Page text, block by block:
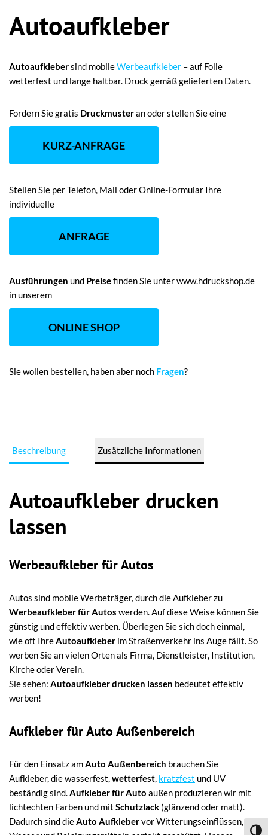
Autoaufkleber
Autoaufklebersind mobileWerbeaufkleber – auf Folie
wetterfest und lange haltbar. Druck gemäß gelieferten Daten.
Fordern Sie gratis Druckmusteran oder stellen Sie eine
KURZ-ANFRAGE
Stellen Sie per Telefon, Mail oder Online-Formular Ihre
individuelle
ANFRAGE
Ausführungen und Preisefinden Sie unter www.hdruckshop.de
in unserem
ONLINE SHOP
Sie wollen bestellen, haben aber noch Fragen?
Beschreibung Zusätzliche Informationen
Autoaufkleber drucken
lassen
Werbeaufkleber für Autos
Autos sind mobile Werbeträger, durch die Aufkleber zu
Werbeaufkleber für Autos werden. Auf diese Weise können Sie
günstig und effektiv werben. Überlegen Sie sich doch einmal,
wie oft IhreAutoaufkleber im Straßenverkehr ins Auge fällt. So
werben Sie an vielen Orten als Firma, Dienstleister, Institution,
Kirche oder Verein.
Sie sehen: Autoaufkleber drucken lassen bedeutet effektiv
werben!
Aufkleber für Auto Außenbereich
Für den Einsatz amAuto Außenbereich brauchen Sie
Aufkleber, die wasserfest,wetterfest, kratzfest und UV
beständig sind.Aufkleber für Auto außen produzieren wir mit
lichtechten Farben und mit Schutzlack (glänzend oder matt).
Dadurch sind dieAuto Aufklebervor Witterungseinflüssen,